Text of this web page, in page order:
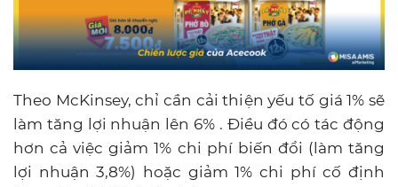
Theo McKinsey, chỉ cần cải thiện yếu tố giá 1% sẽ
làm tăng lợi nhuận lên 6% . Điều đó có tác động
hơn cả việc giảm 1% chi phí biến đổi (làm tăng
lợi nhuận 3,8%) hoặc giảm 1% chi phí cố định